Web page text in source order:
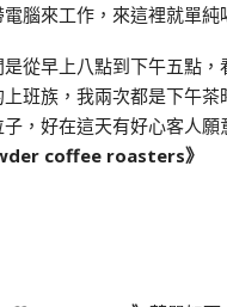
腦來工作，來這裡就單純
從早上八點到下午五點
班族，我兩次都是下午茶
，好在這天有好心客人願
coffee roasters》